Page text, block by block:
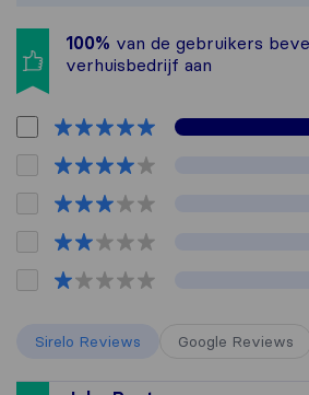
100% van de gebruikers
verhuisbedrijf aan
Sirelo Reviews Google Reviews